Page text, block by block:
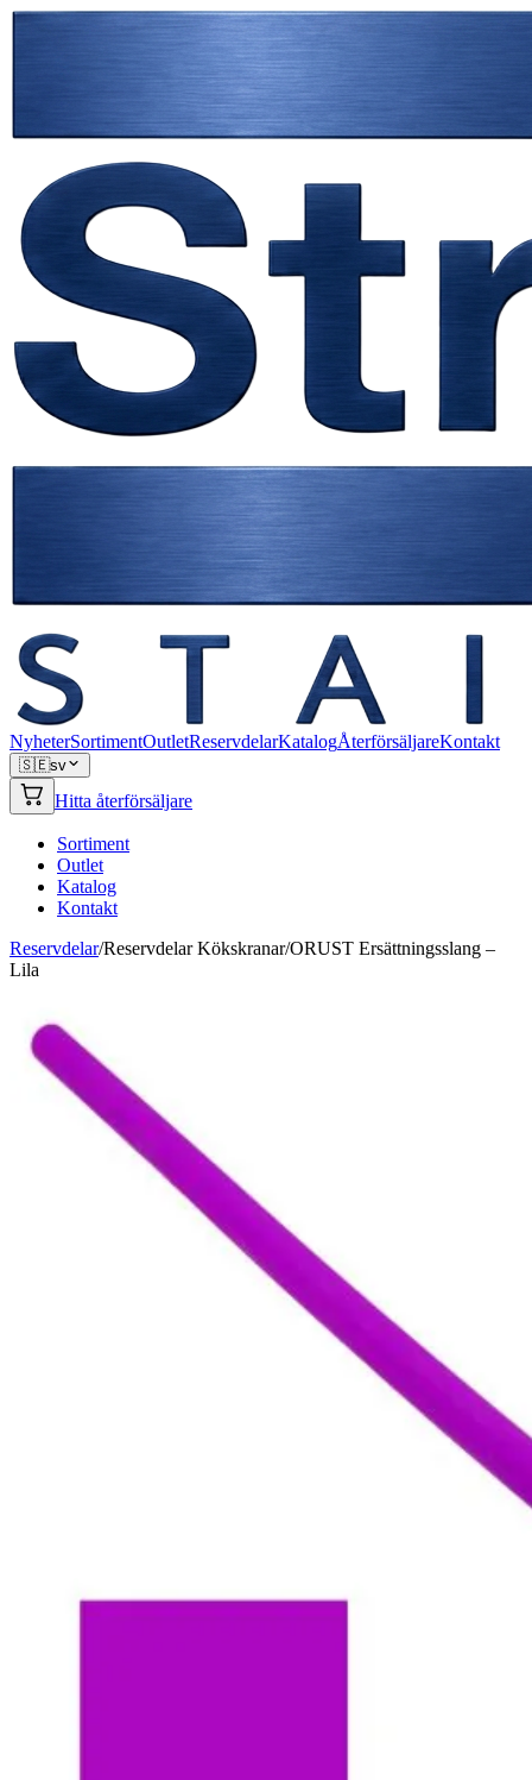
NyheterSortimentOutletReservdelarKatalogÅterförsäljareKontakt
🇸🇪sv
Hitta återförsäljare
Sortiment
Outlet
Katalog
Kontakt
Reservdelar/Reservdelar Kökskranar/ORUST Ersättningsslang –
Lila